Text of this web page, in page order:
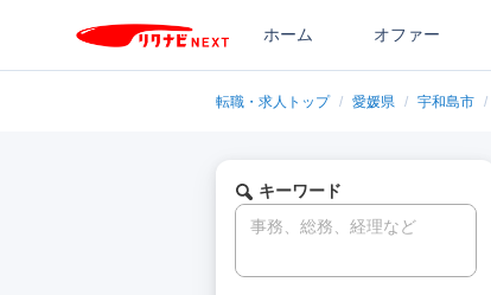
ホーム オファー
転職・求人トップ / 愛媛県 / 宇和島市 /
キーワード